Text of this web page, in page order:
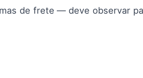
de frete — deve observar